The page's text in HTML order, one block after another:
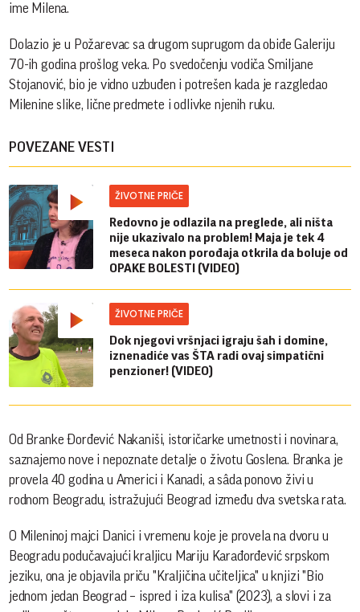
ime Milena.
Dolazio je u Požarevac sa drugom suprugom da obiđe Galeriju
70-ih godina prošlog veka. Po svedočenju vodiča Smiljane
Stojanović, bio je vidno uzbuđen i potrešen kada je razgledao
Milenine slike, lične predmete i odlivke njenih ruku.
POVEZANE VESTI
ŽIVOTNE PRIČE
Redovno je odlazila na preglede, ali ništa
nije ukazivalo na problem! Maja je tek 4
meseca nakon porođaja otkrila da boluje od
OPAKE BOLESTI (VIDEO)
ŽIVOTNE PRIČE
Dok njegovi vršnjaci igraju šah i domine,
iznenadiće vas ŠTA radi ovaj simpatični
penzioner! (VIDEO)
Od Branke Đorđević Nakaniši, istoričarke umetnosti i novinara,
saznajemo nove i nepoznate detalje o životu Goslena. Branka je
provela 40 godina u Americi i Kanadi, a sâda ponovo živi u
rodnom Beogradu, istražujući Beograd između dva svetska rata.
O Mileninoj majci Danici i vremenu koje je provela na dvoru u
Beogradu podučavajući kraljicu Mariju Karađorđević srpskom
jeziku, ona je objavila priču "Kraljičina učiteljica" u knjizi "Bio
jednom jedan Beograd – ispred i iza kulisa" (2023), a slovi i za